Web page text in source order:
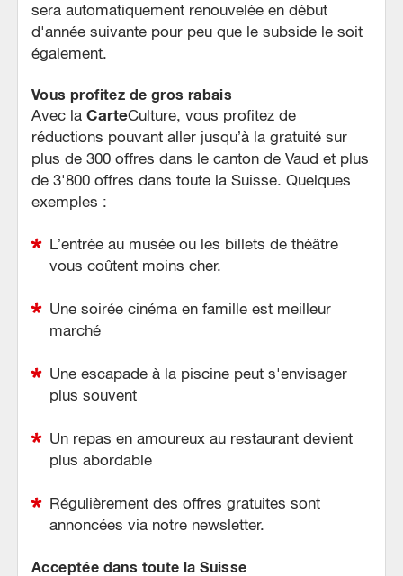
sera automatiquement renouvelée en début
d'année suivante pour peu que le subside le soit
également.
Vous profitez de gros rabais
Avec la CarteCulture, vous profitez de
réductions pouvant aller jusqu’à la gratuité sur
plus de 300 offres dans le canton de Vaud et plus
de 3'800 offres dans toute la Suisse. Quelques
exemples :
L’entrée au musée ou les billets de théâtre
vous coûtent moins cher.
Une soirée cinéma en famille est meilleur
marché
Une escapade à la piscine peut s'envisager
plus souvent
Un repas en amoureux au restaurant devient
plus abordable
Régulièrement des offres gratuites sont
annoncées via notre newsletter.
Acceptée dans toute la Suisse